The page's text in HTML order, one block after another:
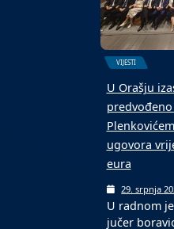
VIJESTI
U Orašju
ugovora
eura
29. srpnja
U radnom
jučer